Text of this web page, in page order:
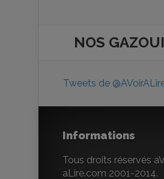
NOS
Tweets de
Informations
Tous droits réservés
aLire.com 2001-2014.